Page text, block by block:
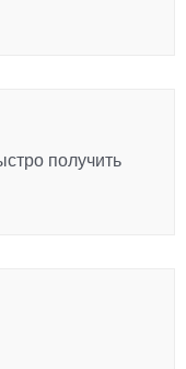
получить